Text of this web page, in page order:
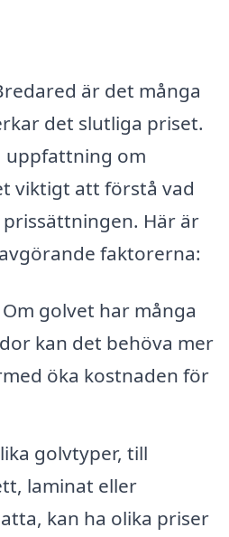
är det många
det slutliga priset.
uppfattning om
viktigt att förstå vad
Här är
faktorerna:
Om golvet har många
kan det behöva mer
öka kostnaden för
golvtyper, till
laminat eller
kan ha olika priser